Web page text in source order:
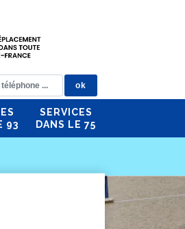
93
SERVICES
DANS LE 75